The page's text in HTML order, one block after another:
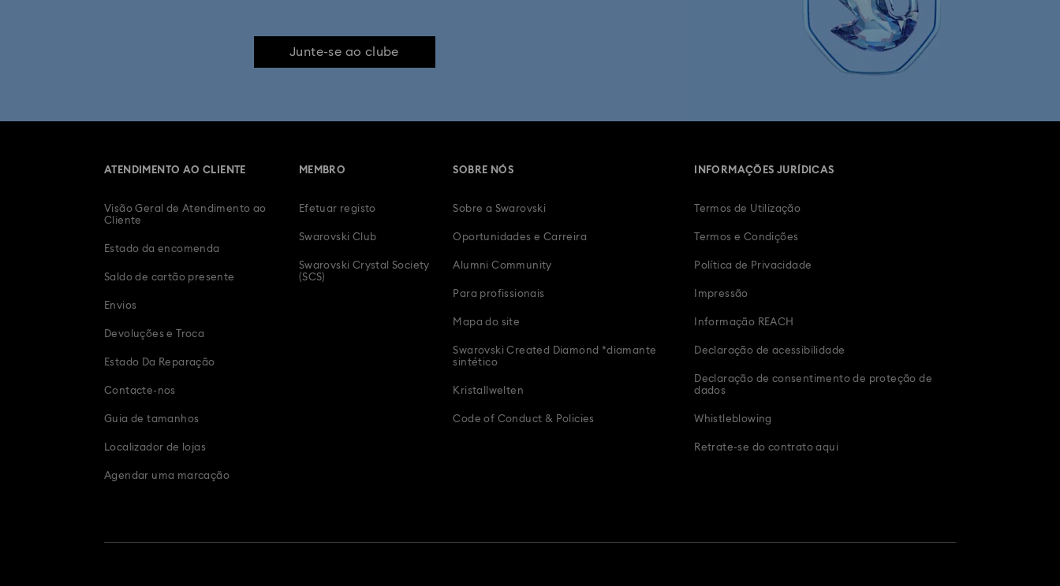
Junte-se ao clube
ATENDIMENTO AO CLIENTE
Visão Geral de Atendimento ao
Cliente
Estado da encomenda
Saldo de cartão presente
Envios
Devoluções e Troca
Estado Da Reparação
Contacte-nos
Guia de tamanhos
Localizador de lojas
Agendar uma marcação
MEMBRO
Efetuar registo
Swarovski Club
Swarovski Crystal Society
(SCS)
SOBRE NÓS
Sobre a Swarovski
Oportunidades e Carreira
Alumni Community
Para profissionais
Mapa do site
Swarovski Created Diamond *diamante
sintético
Kristallwelten
Code of Conduct & Policies
INFORMAÇÕES JURÍDICAS
Termos de Utilização
Termos e Condições
Política de Privacidade
Impressão
Informação REACH
Declaração de acessibilidade
Declaração de consentimento de proteção de
dados
Whistleblowing
Retrate-se do contrato aqui